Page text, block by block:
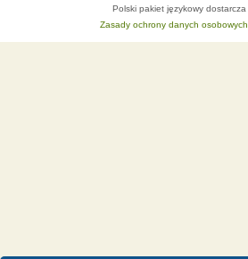
Polski pakiet językowy dostarcza
Zasady ochrony danych osobowych